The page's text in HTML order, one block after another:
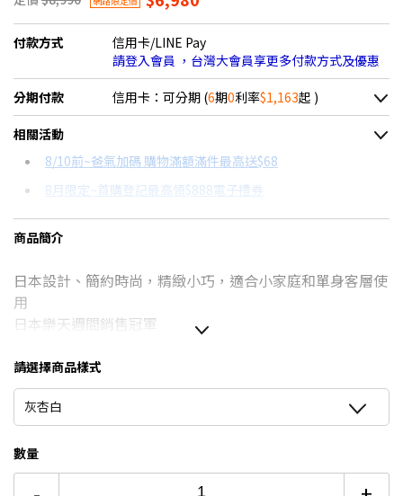
付款方式
信用卡/LINE Pay
請登入會員 ，台灣大會員享更多付款方式及優惠
分期付款 信用卡：可分期 (6期0利率$1,163起 )
＊實際可分期數、適用利率，請以購物車顯示為主
信用卡分期
分期數
3期 0利率
每期金額
相關活動
8/10前~爸氣加碼 購物滿額滿件最高送$68
8月限定~首購登記最高領$888電子禮券
商品簡介
日本設計、簡約時尚，精緻小巧，適合小家庭和單身客層使
用
日本樂天週間銷售冠軍
咖啡豆、咖啡粉兩種咖啡濾煮模式
錐形研磨刀盤，精度研磨可自動研磨咖啡豆
咖啡豆儲存盒設計，可當磨豆機使用
請選擇商品樣式
灰杏白
數量